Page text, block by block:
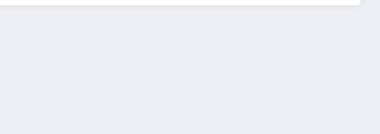
a nós ! Seja nosso